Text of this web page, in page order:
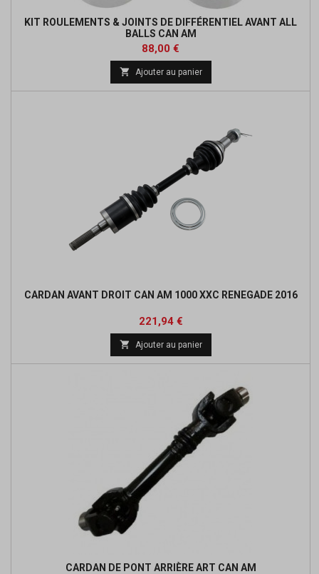
KIT ROULEMENTS & JOINTS DE DIFFÉRENTIEL AVANT ALL
BALLS CAN AM
Prix
88,00 €
base
 Ajouter au panier
CARDAN AVANT DROIT CAN AM 1000 XXC RENEGADE 2016
Prix
221,94 €
 Ajouter au panier
CARDAN DE PONT ARRIÈRE ART CAN AM